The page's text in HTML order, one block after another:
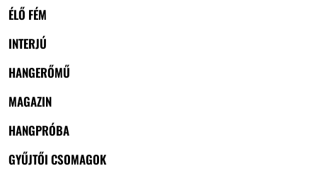
ÉLŐ FÉM
INTERJÚ
HANGERŐMŰ
MAGAZIN
HANGPRÓBA
GYŰJTŐI CSOMAGOK